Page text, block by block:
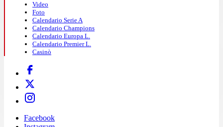
Video
Foto
Calendario Serie A
Calendario Champions
Calendario Europa L.
Calendario Premier L.
Casinò
Facebook